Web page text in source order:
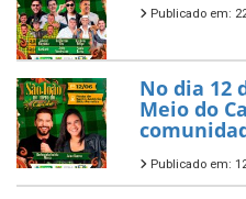
Publicado em:
No dia 12
Meio do
Publicado em: